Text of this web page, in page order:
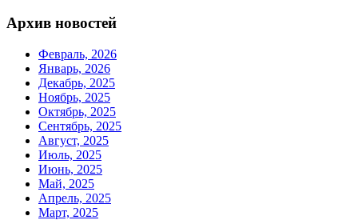
Архив новостей
Февраль, 2026
Январь, 2026
Декабрь, 2025
Ноябрь, 2025
Октябрь, 2025
Сентябрь, 2025
Август, 2025
Июль, 2025
Июнь, 2025
Май, 2025
Апрель, 2025
Март, 2025